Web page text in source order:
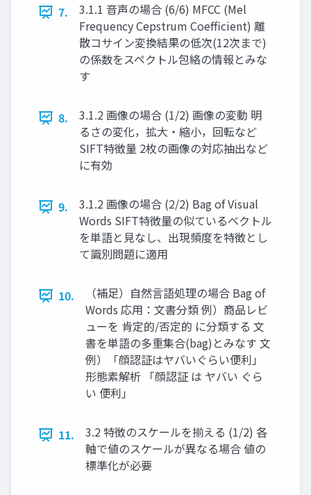
7.
3.1.1 音声の場合 (6/6) MFCC (Mel
Frequency Cepstrum Coefficient) 離
散コサイン変換結果の低次(12次まで)
の係数をスペクトル包絡の情報とみな
す
8.
3.1.2 画像の場合 (1/2) 画像の変動 明
るさの変化，拡大・縮小，回転など
SIFT特徴量 2枚の画像の対応抽出など
に有効
9.
3.1.2 画像の場合 (2/2) Bag of Visual
Words SIFT特徴量の似ているベクトル
を単語と見なし、出現頻度を特徴とし
て識別問題に適用
10.
（補足）自然言語処理の場合 Bag of
Words 応用：文書分類 例）商品レビ
ューを 肯定的/否定的 に分類する 文
書を単語の多重集合(bag)とみなす 文
例）「顔認証はヤバいぐらい便利」
形態素解析 「顔認証 は ヤバい ぐら
い 便利」
11.
3.2 特徴のスケールを揃える (1/2) 各
軸で値のスケールが異なる場合 値の
標準化が必要